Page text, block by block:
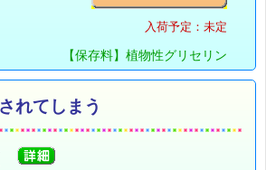
入荷予定：未定
【保存料】植物性グリセリン
れてしまう